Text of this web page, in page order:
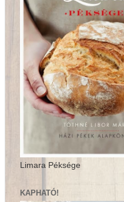
Limara Péksége
KAPHATÓ!